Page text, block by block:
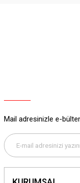
Mail adresinizle e-